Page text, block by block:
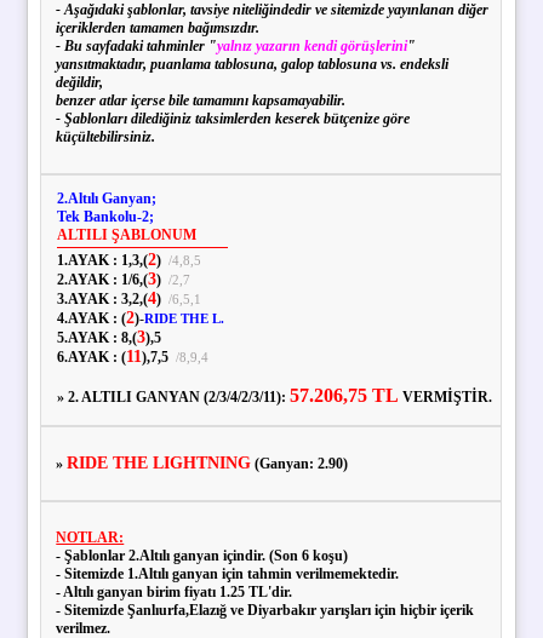
- Aşağıdaki şablonlar, tavsiye niteliğindedir ve sitemizde yayınlanan diğer
içeriklerden tamamen bağımsızdır.
- Bu sayfadaki tahminler "yalnız yazarın kendi görüşlerini"
yansıtmaktadır, puanlama tablosuna, galop tablosuna vs. endeksli
değildir,
benzer atlar içerse bile tamamını kapsamayabilir.
- Şablonları dilediğiniz taksimlerden keserek bütçenize göre
küçültebilirsiniz.
2.Altılı Ganyan;
Tek Bankolu-2;
ALTILI ŞABLONUM
1.AYAK : 1,3,(2)/4,8,5
2.AYAK : 1/6,(3)/2,7
3.AYAK : 3,2,(4)/6,5,1
4.AYAK : (2)-RIDE THE L.
5.AYAK : 8,(3),5
6.AYAK : (11),7,5/8,9,4
» 2. ALTILI GANYAN (2/3/4/2/3/11): 57.206,75 TL VERMİŞTİR.
»RIDE THE LIGHTNING (Ganyan: 2.90)
NOTLAR:
- Şablonlar 2.Altılı ganyan içindir. (Son 6 koşu)
- Sitemizde 1.Altılı ganyan için tahmin verilmemektedir.
- Altılı ganyan birim fiyatı 1.25 TL'dir.
- Sitemizde Şanlıurfa,Elazığ ve Diyarbakır yarışları için hiçbir içerik
verilmez.